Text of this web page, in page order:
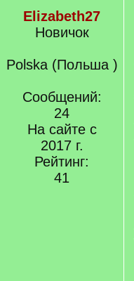
Elizabeth27
Новичок
Polska (Польша )
Сообщений:
24
На сайте с
2017 г.
Рейтинг:
41